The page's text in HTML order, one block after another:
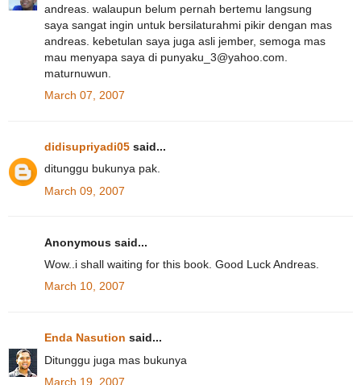
andreas. walaupun belum pernah bertemu langsung
saya sangat ingin untuk bersilaturahmi pikir dengan mas
andreas. kebetulan saya juga asli jember, semoga mas
mau menyapa saya di punyaku_3@yahoo.com.
maturnuwun.
March 07, 2007
didisupriyadi05 said...
ditunggu bukunya pak.
March 09, 2007
Anonymous said...
Wow..i shall waiting for this book. Good Luck Andreas.
March 10, 2007
Enda Nasution said...
Ditunggu juga mas bukunya
March 19, 2007